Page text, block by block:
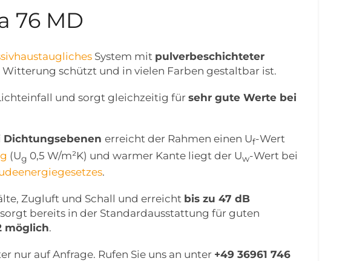
76 MD
System mit pulverbeschichteter
schützt und in vielen Farben gestaltbar ist.
und sorgt gleichzeitig für sehr gute Werte bei
Dichtungsebenen erreicht der Rahmen einen Uf-Wert
(Ug 0,5 W/m²K) und warmer Kante liegt der Uw-Wert bei
.
Zugluft und Schall und erreicht bis zu 47 dB
bereits in der Standardausstattung für guten
möglich.
nur auf Anfrage. Rufen Sie uns an unter +49 36961 746